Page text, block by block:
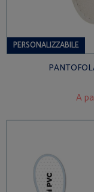
PERSONALIZZABILE
A